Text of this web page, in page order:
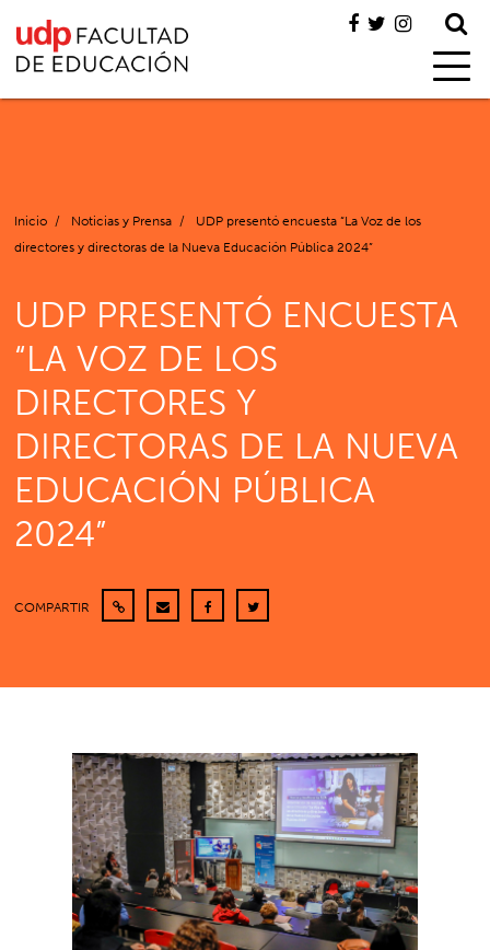
Inicio / Noticias y Prensa /
UDP presentó encuesta “La Voz de los
directores y directoras de la Nueva Educación Pública 2024”
UDP PRESENTÓ ENCUESTA
“LA VOZ DE LOS
DIRECTORES Y
DIRECTORAS DE LA NUEVA
EDUCACIÓN PÚBLICA
2024”
COMPARTIR